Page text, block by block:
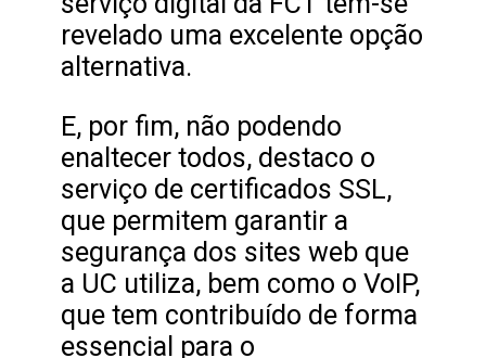
revelado uma excelente opção
alternativa.
E, por fim, não podendo
enaltecer todos, destaco o
serviço de certificados SSL,
que permitem garantir a
segurança dos sites web que
a UC utiliza, bem como o VoIP,
que tem contribuído de forma
essencial para o